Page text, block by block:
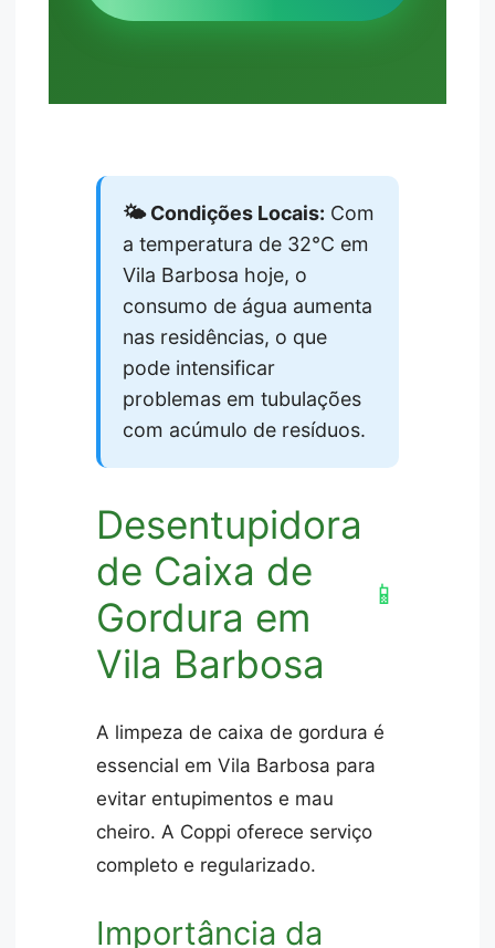
🌤️ Condições Locais: Com
a temperatura de 32°C em
Vila Barbosa hoje, o
consumo de água aumenta
nas residências, o que
pode intensificar
problemas em tubulações
com acúmulo de resíduos.
Desentupidora
de Caixa de
Gordura em
Vila Barbosa
📱
A limpeza de caixa de gordura é
essencial em Vila Barbosa para
evitar entupimentos e mau
cheiro. A Coppi oferece serviço
completo e regularizado.
Importância da